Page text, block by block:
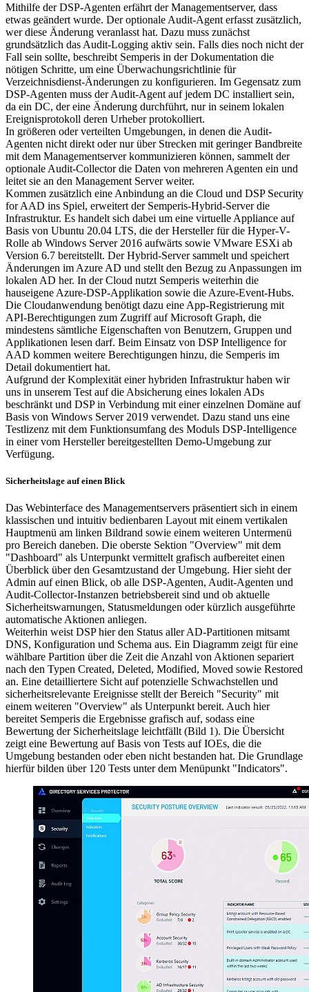
Mithilfe der DSP-Agenten erfährt der Managementserver, dass
etwas geändert wurde. Der optionale Audit-Agent erfasst zusätzlich,
wer diese Änderung veranlasst hat. Dazu muss zunächst
grundsätzlich das Audit-Logging aktiv sein. Falls dies noch nicht der
Fall sein sollte, beschreibt Semperis in der Dokumentation die
nötigen Schritte, um eine Überwachungsrichtlinie für
Verzeichnisdienst-Änderungen zu konfigurieren. Im Gegensatz zum
DSP-Agenten muss der Audit-Agent auf jedem DC installiert sein,
da ein DC, der eine Änderung durchführt, nur in seinem lokalen
Ereignisprotokoll deren Urheber protokolliert.
In größeren oder verteilten Umgebungen, in denen die Audit-
Agenten nicht direkt oder nur über Strecken mit geringer Bandbreite
mit dem Managementserver kommunizieren können, sammelt der
optionale Audit-Collector die Daten von mehreren Agenten ein und
leitet sie an den Management Server weiter.
Kommen zusätzlich eine Anbindung an die Cloud und DSP Security
for AAD ins Spiel, erweitert der Semperis-Hybrid-Server die
Infrastruktur. Es handelt sich dabei um eine virtuelle Appliance auf
Basis von Ubuntu 20.04 LTS, die der Hersteller für die Hyper-V-
Rolle ab Windows Server 2016 aufwärts sowie VMware ESXi ab
Version 6.7 bereitstellt. Der Hybrid-Server sammelt und speichert
Änderungen im Azure AD und stellt den Bezug zu Anpassungen im
lokalen AD her. In der Cloud nutzt Semperis weiterhin die
hauseigene Azure-DSP-Applikation sowie die Azure-Event-Hubs.
Die Cloudanwendung benötigt dazu eine App-Registrierung mit
API-Berechtigungen zum Zugriff auf Microsoft Graph, die
mindestens sämtliche Eigenschaften von Benutzern, Gruppen und
Applikationen lesen darf. Beim Einsatz von DSP Intelligence for
AAD kommen weitere Berechtigungen hinzu, die Semperis im
Detail dokumentiert hat.
Aufgrund der Komplexität einer hybriden Infrastruktur haben wir
uns in unserem Test auf die Absicherung eines lokalen ADs
beschränkt und DSP in Verbindung mit einer einzelnen Domäne auf
Basis von Windows Server 2019 verwendet. Dazu stand uns eine
Testlizenz mit dem Funktionsumfang des Moduls DSP-Intelligence
in einer vom Hersteller bereitgestellten Demo-Umgebung zur
Verfügung.
Sicherheitslage auf einen Blick
Das Webinterface des Managementservers präsentiert sich in einem
klassischen und intuitiv bedienbaren Layout mit einem vertikalen
Hauptmenü am linken Bildrand sowie einem weiteren Untermenü
pro Bereich daneben. Die oberste Sektion "Overview" mit dem
"Dashboard" als Unterpunkt vermittelt grafisch aufbereitet einen
Überblick über den Gesamtzustand der Umgebung. Hier sieht der
Admin auf einen Blick, ob alle DSP-Agenten, Audit-Agenten und
Audit-Collector-Instanzen betriebsbereit sind und ob aktuelle
Sicherheitswarnungen, Statusmeldungen oder kürzlich ausgeführte
automatische Aktionen anliegen.
Weiterhin weist DSP hier den Status aller AD-Partitionen mitsamt
DNS, Konfiguration und Schema aus. Ein Diagramm zeigt für eine
wählbare Partition über die Zeit die Anzahl von Aktionen separiert
nach den Typen Created, Deleted, Modified, Moved sowie Restored
an. Eine detailliertere Sicht auf potenzielle Schwachstellen und
sicherheitsrelevante Ereignisse stellt der Bereich "Security" mit
einem weiteren "Overview" als Unterpunkt bereit. Auch hier
bereitet Semperis die Ergebnisse grafisch auf, sodass eine
Bewertung der Sicherheitslage leichtfällt (Bild 1). Die Übersicht
zeigt eine Bewertung auf Basis von Tests auf IOEs, die die
Umgebung bestanden oder eben nicht bestanden hat. Die Grundlage
hierfür bilden über 120 Tests unter dem Menüpunkt "Indicators".